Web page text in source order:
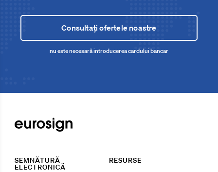
Consultați ofertele noastre
nu este necesară introducerea cardului bancar
SEMNĂTURĂ
ELECTRONICĂ
RESURSE